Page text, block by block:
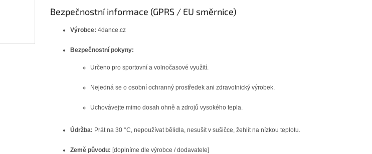
Bezpečnostní informace (GPRS / EU směrnice)
Výrobce: 4dance.cz
Bezpečnostní pokyny:
Určeno pro sportovní a volnočasové využití.
Nejedná se o osobní ochranný prostředek ani zdravotnický výrobek.
Uchovávejte mimo dosah ohně a zdrojů vysokého tepla.
Údržba: Prát na 30 °C, nepoužívat bělidla, nesušit v sušičce, žehlit na nízkou teplotu.
Země původu: [doplníme dle výrobce / dodavatele]